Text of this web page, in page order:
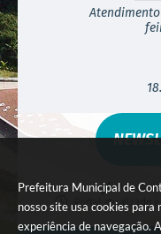
Prefeitura Municipal de
nosso site usa cookies para
experiência de navegação.
Versão
Portal atualizado